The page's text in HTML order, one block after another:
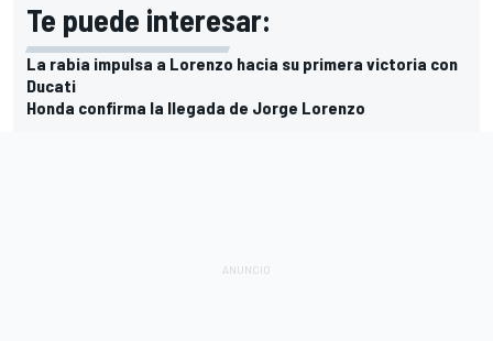
Te puede interesar:
La rabia impulsa a Lorenzo hacia su primera victoria con
Ducati
Honda confirma la llegada de Jorge Lorenzo